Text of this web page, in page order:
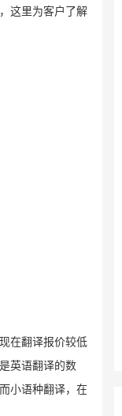
这里为客户了解
在翻译报价较低
英语翻译的数
小语种翻译，在